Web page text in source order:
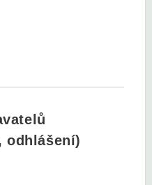
odhlášení)